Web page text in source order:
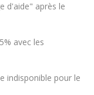
d'aide" après le
avec les
indisponible pour le